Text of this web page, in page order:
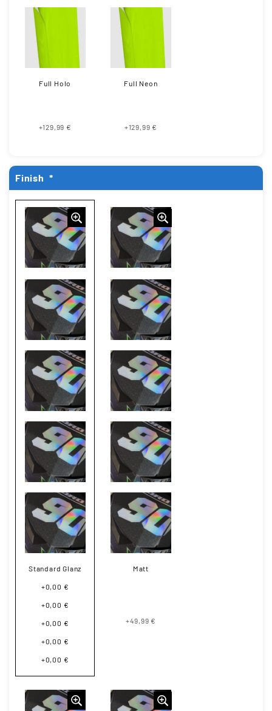
Full Holo
+129,99 €
Full Neon
+129,99 €
Finish *
Standard Glanz
+0,00 €
+0,00 €
+0,00 €
+0,00 €
+0,00 €
Matt
+49,99 €